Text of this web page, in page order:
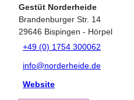
Gestüt Norderheide
Brandenburger Str. 14
29646 Bispingen - Hörpel
+49 (0) 1754 300062
info@norderheide.de
Website